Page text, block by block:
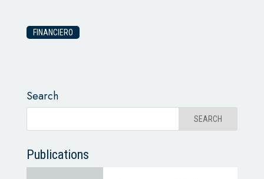
FINANCIERO
Search
Publications